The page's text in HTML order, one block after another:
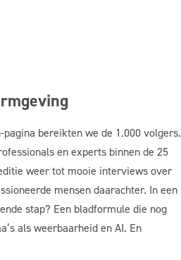
bereikten we de 1.000 volgers.
en experts binnen de 25
weertot mooie interviews over
mensendaarachter. In een
stap? Een bladformule die nog
als weerbaarheid en AI. En